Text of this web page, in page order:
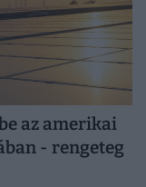
az amerikai
- rengeteg